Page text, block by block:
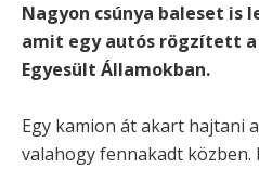
Nagyon csúnya baleset is
amit egy autós rögzített
Egyesült Államokban.
Egy kamion át akart hajtani
valahogy fennakadt közben.